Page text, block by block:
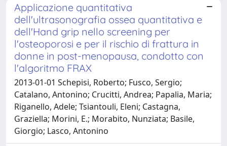
Applicazione quantitativa
dell'ultrasonografia ossea quantitativa e
dell'Hand grip nello screening per
l'osteoporosi e per il rischio di frattura in
donne in post-menopausa, condotto con
l'algoritmo FRAX
2013-01-01 Schepisi, Roberto; Fusco, Sergio;
Catalano, Antonino; Crucitti, Andrea; Papalia, Maria;
Riganello, Adele; Tsiantouli, Eleni; Castagna,
Graziella; Morini, E.; Morabito, Nunziata; Basile,
Giorgio; Lasco, Antonino